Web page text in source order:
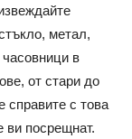
метал,
в
от стари до
справите с това
ви посрещнат.